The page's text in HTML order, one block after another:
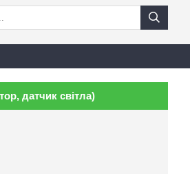
датчик світла)